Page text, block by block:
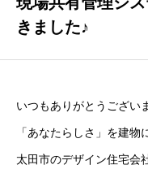
CONTACT
お問い合わせ
きました♪
いつもありがとうござい
「あなたらしさ」を建物
太田市のデザイン住宅会